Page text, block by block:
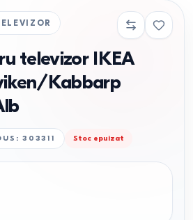
televizor IKEA
Kabbarp
:303311 Stoc epuizat